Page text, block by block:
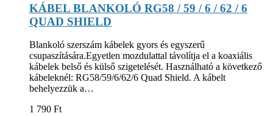
KÁBEL BLANKOLÓ RG58 / 59 / 6 / 62 / 6
QUAD SHIELD
Blankoló szerszám kábelek gyors és egyszerű
csupaszítására.Egyetlen mozdulattal távolítja el a koaxiális
kábelek belső és külső szigetelését. Használható a következő
kábeleknél: RG58/59/6/62/6 Quad Shield. A kábelt
behelyezzük a…
1 790 Ft